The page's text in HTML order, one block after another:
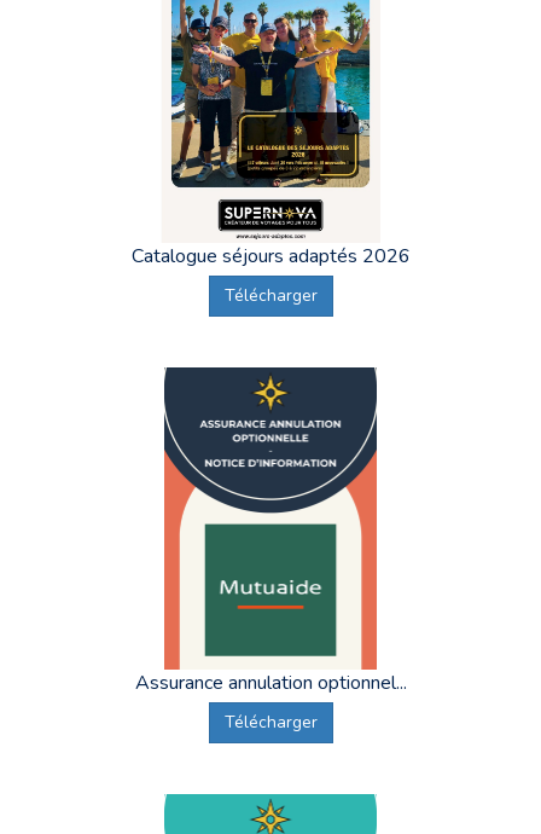
Catalogue séjours adaptés 2026
Télécharger
Assurance annulation optionnel...
Télécharger